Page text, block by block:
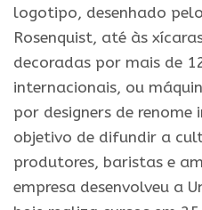
logotipo, desenhado
Rosenquist, até às
decoradas por mais de
internacionais, ou
por designers de renome
objetivo de difundir a
produtores, baristas e
empresa desenvolveu a